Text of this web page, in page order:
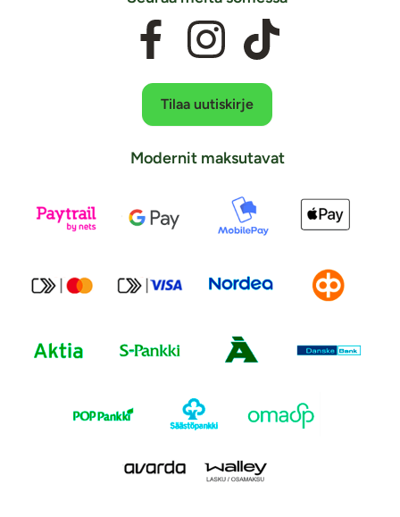
Tilaa uutiskirje
Modernit maksutavat